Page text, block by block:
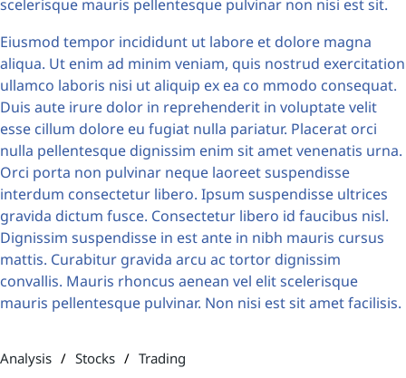
scelerisque mauris pellentesque pulvinar non nisi est sit.
Eiusmod tempor incididunt ut labore et dolore magna
aliqua. Ut enim ad minim veniam, quis nostrud exercitation
ullamco laboris nisi ut aliquip ex ea co mmodo consequat.
Duis aute irure dolor in reprehenderit in voluptate velit
esse cillum dolore eu fugiat nulla pariatur. Placerat orci
nulla pellentesque dignissim enim sit amet venenatis urna.
Orci porta non pulvinar neque laoreet suspendisse
interdum consectetur libero. Ipsum suspendisse ultrices
gravida dictum fusce. Consectetur libero id faucibus nisl.
Dignissim suspendisse in est ante in nibh mauris cursus
mattis. Curabitur gravida arcu ac tortor dignissim
convallis. Mauris rhoncus aenean vel elit scelerisque
mauris pellentesque pulvinar. Non nisi est sit amet facilisis.
Analysis Stocks Trading